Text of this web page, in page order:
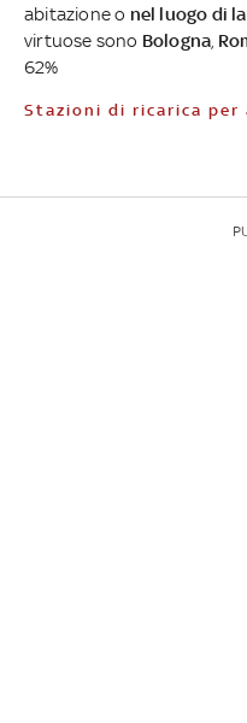
abitazione o nel luogo di
virtuose sono Bologna,
62%
Stazioni di ricarica